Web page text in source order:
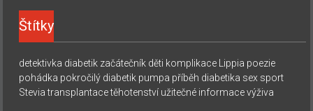
Štítky
detektivka diabetik začátečník děti komplikace Lippia poezie
pohádka pokročilý diabetik pumpa příběh diabetika sex sport
Stevia transplantace těhotenství užitečné informace výživa